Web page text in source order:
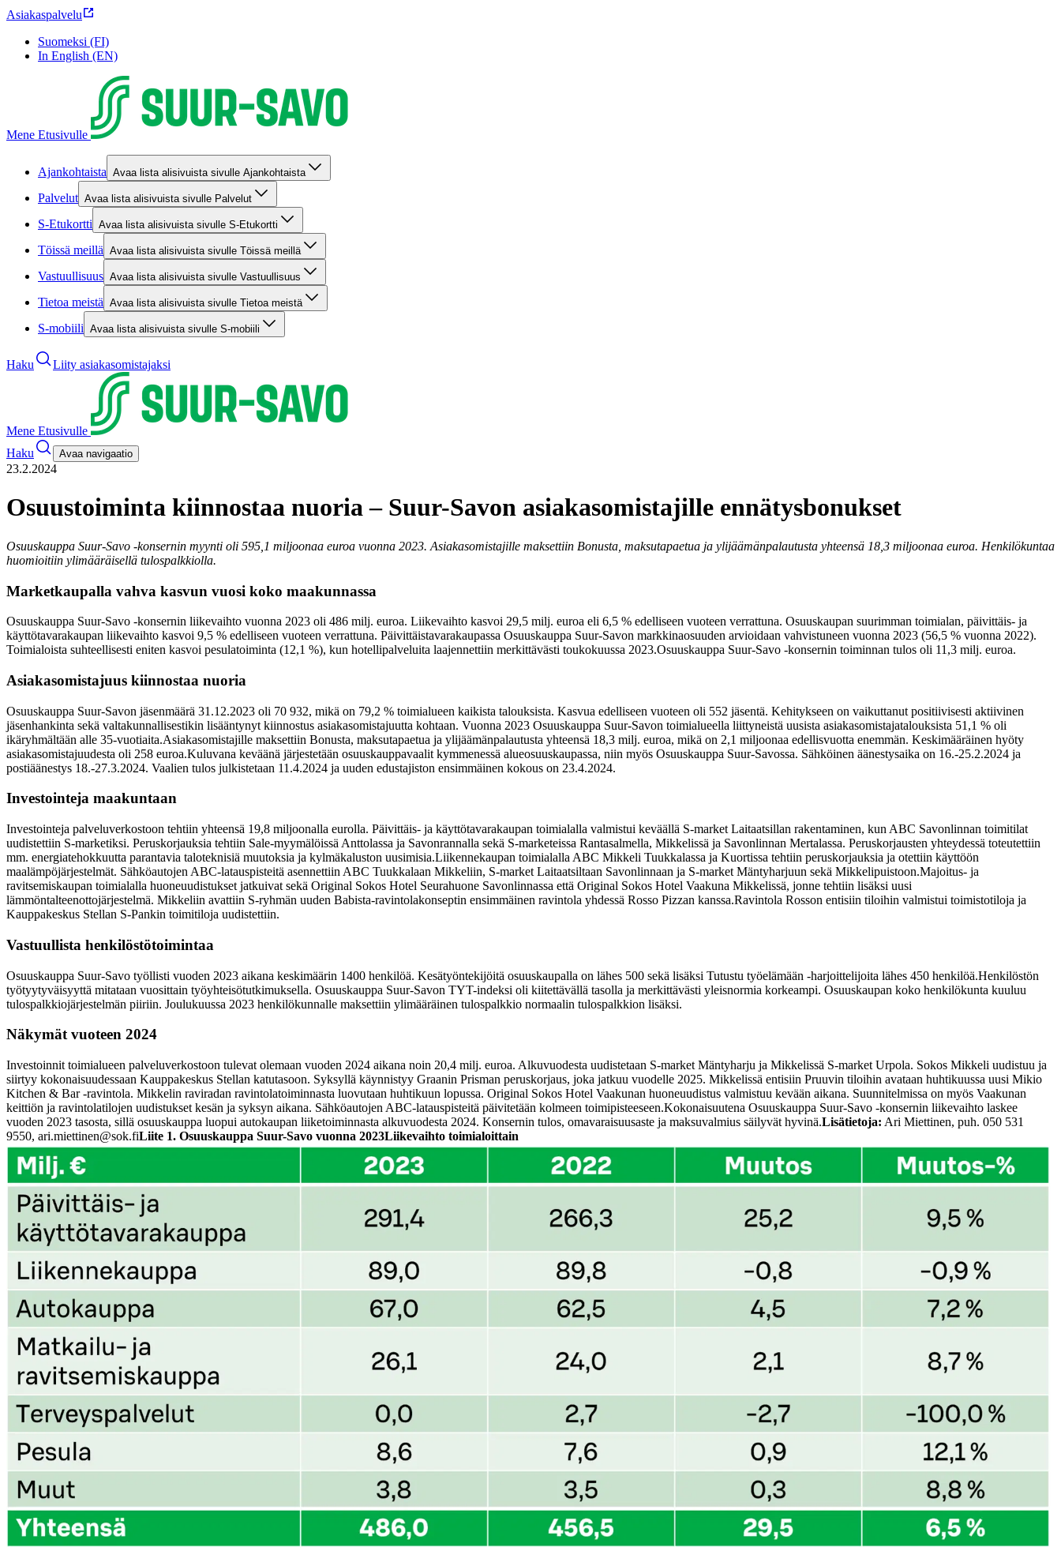
Asiakaspalvelu
Suomeksi (FI)
In English (EN)
Mene Etusivulle
Ajankohtaista Avaa lista alisivuista sivulle Ajankohtaista
Palvelut Avaa lista alisivuista sivulle Palvelut
S-Etukortti Avaa lista alisivuista sivulle S-Etukortti
Töissä meillä Avaa lista alisivuista sivulle Töissä meillä
Vastuullisuus Avaa lista alisivuista sivulle Vastuullisuus
Tietoa meistä Avaa lista alisivuista sivulle Tietoa meistä
S-mobiili Avaa lista alisivuista sivulle S-mobiili
Haku Liity asiakasomistajaksi
Mene Etusivulle
Haku
Avaa navigaatio
23.2.2024
Osuustoiminta kiinnostaa nuoria – Suur-Savon asiakasomistajille ennätysbonukset
Osuuskauppa Suur-Savo -konsernin myynti oli 595,1 miljoonaa euroa vuonna 2023. Asiakasomistajille maksettiin Bonusta, maksutapaetua ja ylijäämänpalautusta yhteensä 18,3 miljoonaa euroa. Henkilökuntaa
huomioitiin ylimääräisellä tulospalkkiolla.
Marketkaupalla vahva kasvun vuosi koko maakunnassa
Osuuskauppa Suur-Savo -konsernin liikevaihto vuonna 2023 oli 486 milj. euroa. Liikevaihto kasvoi 29,5 milj. euroa eli 6,5 % edelliseen vuoteen verrattuna. Osuuskaupan suurimman toimialan, päivittäis- ja
käyttötavarakaupan liikevaihto kasvoi 9,5 % edelliseen vuoteen verrattuna. Päivittäistavarakaupassa Osuuskauppa Suur-Savon markkinaosuuden arvioidaan vahvistuneen vuonna 2023 (56,5 % vuonna 2022).
Toimialoista suhteellisesti eniten kasvoi pesulatoiminta (12,1 %), kun hotellipalveluita laajennettiin merkittävästi toukokuussa 2023.Osuuskauppa Suur-Savo -konsernin toiminnan tulos oli 11,3 milj. euroa.
Asiakasomistajuus kiinnostaa nuoria
Osuuskauppa Suur-Savon jäsenmäärä 31.12.2023 oli 70 932, mikä on 79,2 % toimialueen kaikista talouksista. Kasvua edelliseen vuoteen oli 552 jäsentä. Kehitykseen on vaikuttanut positiivisesti aktiivinen
jäsenhankinta sekä valtakunnallisestikin lisääntynyt kiinnostus asiakasomistajuutta kohtaan. Vuonna 2023 Osuuskauppa Suur-Savon toimialueella liittyneistä uusista asiakasomistajatalouksista 51,1 % oli
ikäryhmältään alle 35-vuotiaita.Asiakasomistajille maksettiin Bonusta, maksutapaetua ja ylijäämänpalautusta yhteensä 18,3 milj. euroa, mikä on 2,1 miljoonaa edellisvuotta enemmän. Keskimääräinen hyöty
asiakasomistajuudesta oli 258 euroa.Kuluvana keväänä järjestetään osuuskauppavaalit kymmenessä alueosuuskaupassa, niin myös Osuuskauppa Suur-Savossa. Sähköinen äänestysaika on 16.-25.2.2024 ja
postiäänestys 18.-27.3.2024. Vaalien tulos julkistetaan 11.4.2024 ja uuden edustajiston ensimmäinen kokous on 23.4.2024.
Investointeja maakuntaan
Investointeja palveluverkostoon tehtiin yhteensä 19,8 miljoonalla eurolla. Päivittäis- ja käyttötavarakaupan toimialalla valmistui keväällä S-market Laitaatsillan rakentaminen, kun ABC Savonlinnan toimitilat
uudistettiin S-marketiksi. Peruskorjauksia tehtiin Sale-myymälöissä Anttolassa ja Savonrannalla sekä S-marketeissa Rantasalmella, Mikkelissä ja Savonlinnan Mertalassa. Peruskorjausten yhteydessä toteutettiin
mm. energiatehokkuutta parantavia taloteknisiä muutoksia ja kylmäkaluston uusimisia.Liikennekaupan toimialalla ABC Mikkeli Tuukkalassa ja Kuortissa tehtiin peruskorjauksia ja otettiin käyttöön
maalämpöjärjestelmät. Sähköautojen ABC-latauspisteitä asennettiin ABC Tuukkalaan Mikkeliin, S‑market Laitaatsiltaan Savonlinnaan ja S-market Mäntyharjuun sekä Mikkelipuistoon.Majoitus- ja
ravitsemiskaupan toimialalla huoneuudistukset jatkuivat sekä Original Sokos Hotel Seurahuone Savonlinnassa että Original Sokos Hotel Vaakuna Mikkelissä, jonne tehtiin lisäksi uusi
lämmöntalteenottojärjestelmä. Mikkeliin avattiin S‑ryhmän uuden Babista-ravintolakonseptin ensimmäinen ravintola yhdessä Rosso Pizzan kanssa.Ravintola Rosson entisiin tiloihin valmistui toimistotiloja ja
Kauppakeskus Stellan S-Pankin toimitiloja uudistettiin.
Vastuullista henkilöstötoimintaa
Osuuskauppa Suur-Savo työllisti vuoden 2023 aikana keskimäärin 1400 henkilöä. Kesätyöntekijöitä osuuskaupalla on lähes 500 sekä lisäksi Tutustu työelämään ‑harjoitteli­joita lähes 450 henkilöä.Henkilöstön
työtyytyväisyyttä mitataan vuosittain työyhteisötutkimuksella. Osuuskauppa Suur-Savon TYT-indeksi oli kiitettävällä tasolla ja merkittävästi yleisnormia korkeampi. Osuuskaupan koko henkilökunta kuuluu
tulospalkkiojärjestelmän piiriin. Joulukuussa 2023 henkilökunnalle maksettiin ylimääräinen tulospalkkio normaalin tulospalkkion lisäksi.
Näkymät vuoteen 2024
Investoinnit toimialueen palveluverkostoon tulevat olemaan vuoden 2024 aikana noin 20,4 milj. euroa. Alkuvuodesta uudistetaan S-market Mäntyharju ja Mikkelissä S-market Urpola. Sokos Mikkeli uudistuu ja
siirtyy kokonaisuudessaan Kauppakeskus Stellan katutasoon. Syksyllä käynnistyy Graanin Prisman peruskorjaus, joka jatkuu vuodelle 2025. Mikkelissä entisiin Pruuvin tiloihin avataan huhtikuussa uusi Mikio
Kitchen & Bar -ravintola. Mikkelin raviradan ravintolatoiminnasta luovutaan huhtikuun lopussa. Original Sokos Hotel Vaakunan huoneuudistus valmistuu kevään aikana. Suunnitelmissa on myös Vaakunan
keittiön ja ravintolatilojen uudistukset kesän ja syksyn aikana. Sähköautojen ABC-latauspisteitä päivitetään kolmeen toimipisteeseen.Kokonaisuutena Osuuskauppa Suur-Savo -konsernin liikevaihto laskee
vuoden 2023 tasosta, sillä osuuskauppa luopui autokaupan liiketoiminnasta alkuvuodesta 2024. Konsernin tulos, omavaraisuusaste ja maksuvalmius säilyvät hyvinä.Lisätietoja: Ari Miettinen, puh. 050 531
9550, ari.miettinen@sok.fiLiite 1. Osuuskauppa Suur-Savo vuonna 2023Liikevaihto toimialoittain